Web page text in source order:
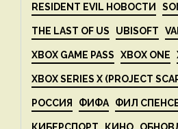
RESIDENT EVIL НОВОСТИ
THE LAST OF US UBISOFT
XBOX GAME PASS XBOX ONE
XBOX SERIES X (PROJECT
РОССИЯ ФИФА ФИЛ